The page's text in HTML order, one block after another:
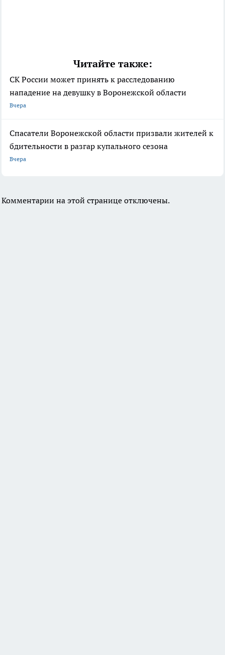
Читайте также:
СК России может принять к расследованию
нападение на девушку в Воронежской области
Вчера
Спасатели Воронежской области призвали жителей к
бдительности в разгар купального сезона
Вчера
Комментарии на этой странице отключены.